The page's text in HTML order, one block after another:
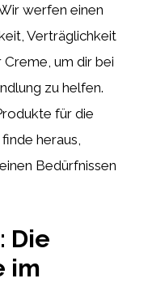
werfen einen
Verträglichkeit
um dir bei
zu helfen.
für die
heraus,
Bedürfnissen
Die
im